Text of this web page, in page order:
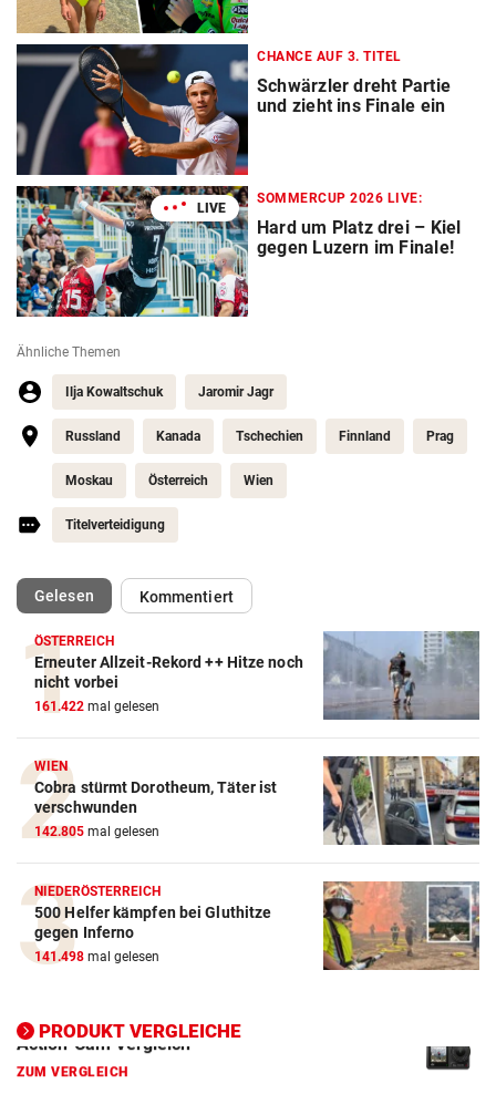
CHANCE AUF 3. TITEL
Schwärzler dreht Partie
und zieht ins Finale ein
LIVE
SOMMERCUP 2026 LIVE:
Hard um Platz drei – Kiel
gegen Luzern im Finale!
Ähnliche Themen
Ilja Kowaltschuk Jaromir Jagr
Russland Kanada Tschechien Finnland Prag
Moskau Österreich Wien
Titelverteidigung
Gelesen(ausgewählt)Kommentiert
ÖSTERREICH
Erneuter Allzeit-Rekord ++ Hitze noch
nicht vorbei
161.422 mal gelesen
WIEN
Cobra stürmt Dorotheum, Täter ist
verschwunden
142.805 mal gelesen
NIEDERÖSTERREICH
500 Helfer kämpfen bei Gluthitze
gegen Inferno
141.498 mal gelesen
PRODUKT VERGLEICHE
Action-Cam Vergleich
ZUM VERGLEICH
Crosstrainer Vergleich
ZUM VERGLEICH
E-Bike Vergleich
ZUM VERGLEICH
Elektro-Scooter Vergleich
Ergometer Vergleich
ZUM VERGLEICH